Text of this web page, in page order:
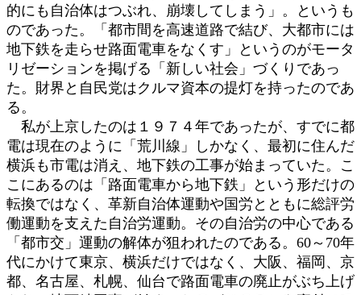
的にも自治体はつぶれ、崩壊してしまう」。というも
のであった。「都市間を高速道路で結び、大都市には
地下鉄を走らせ路面電車をなくす」というのがモータ
リゼーションを掲げる「新しい社会」づくりであっ
た。財界と自民党はクルマ資本の提灯を持ったのであ
る。
私が上京したのは１９７４年であったが、すでに都
電は現在のように「荒川線」しかなく、最初に住んだ
横浜も市電は消え、地下鉄の工事が始まっていた。こ
こにあるのは「路面電車から地下鉄」という形だけの
転換ではなく、革新自治体運動や国労とともに総評労
働運動を支えた自治労運動。その自治労の中心である
「都市交」運動の解体が狙われたのである。60～70年
代にかけて東京、横浜だけではなく、大阪、福岡、京
都、名古屋、札幌、仙台で路面電車の廃止がぶち上げ